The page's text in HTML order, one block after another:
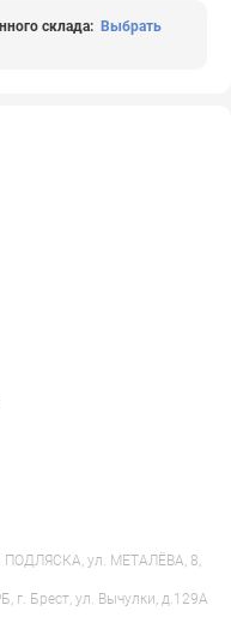
склада: Выбрать
ПОДЛЯСКА, ул. МЕТАЛЁВА, 8,
г. Брест, ул. Вычулки, д.129А